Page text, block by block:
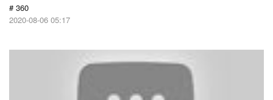
# 360
2020-08-06 05:17